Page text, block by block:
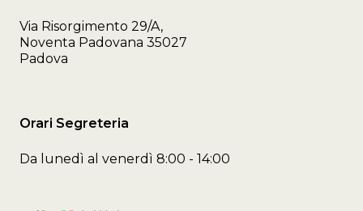
Via Risorgimento 29/A,
Noventa Padovana 35027
Padova
Orari Segreteria
Da lunedì al venerdì 8:00 - 14:00